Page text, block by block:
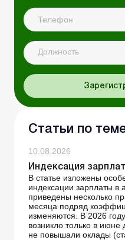
Должность
Статьи по
10.08.2026
Индексация
В статье изложены
индексации зарплаты в
приведены несколько
месяца подряд
изменяются. В 2026
возникло только в июне
не повышали оклады